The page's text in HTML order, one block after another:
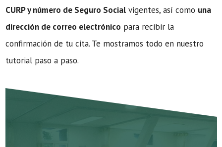
CURP y número de Seguro Social vigentes, así como una
dirección de correo electrónico para recibir la
confirmación de tu cita. Te mostramos todo en nuestro
tutorial paso a paso.